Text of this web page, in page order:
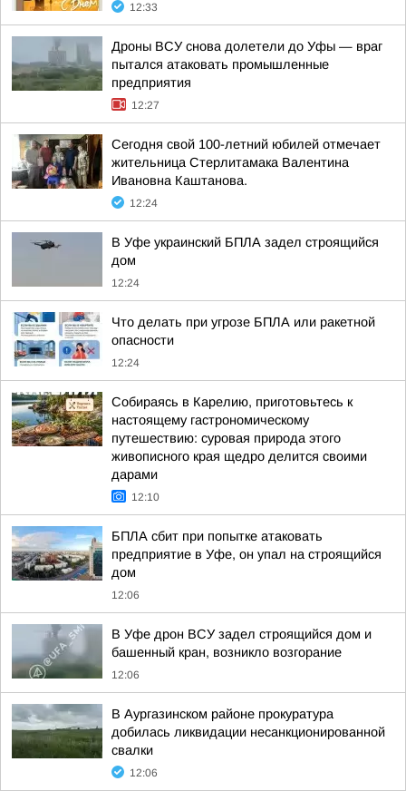
12:33
Дроны ВСУ снова долетели до Уфы — враг
пытался атаковать промышленные
предприятия
12:27
Сегодня свой 100-летний юбилей отмечает
жительница Стерлитамака Валентина
Ивановна Каштанова.
12:24
В Уфе украинский БПЛА задел строящийся
дом
12:24
Что делать при угрозе БПЛА или ракетной
опасности
12:24
Собираясь в Карелию, приготовьтесь к
настоящему гастрономическому
путешествию: суровая природа этого
живописного края щедро делится своими
дарами
12:10
БПЛА сбит при попытке атаковать
предприятие в Уфе, он упал на строящийся
дом
12:06
В Уфе дрон ВСУ задел строящийся дом и
башенный кран, возникло возгорание
12:06
В Аургазинском районе прокуратура
добилась ликвидации несанкционированной
свалки
12:06